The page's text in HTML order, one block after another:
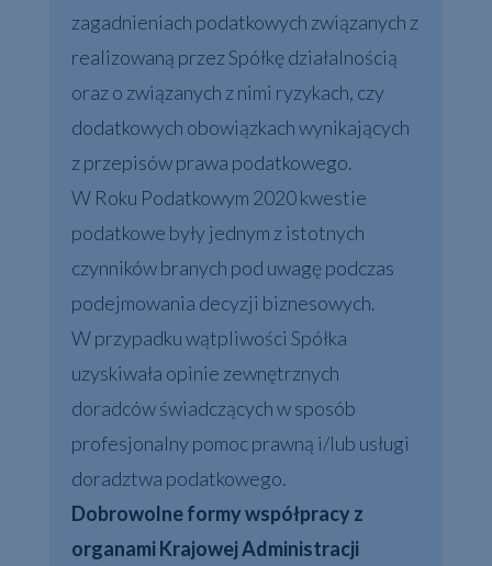
zagadnieniach podatkowych związanych z
realizowaną przez Spółkę działalnością
oraz o związanych z nimi ryzykach, czy
dodatkowych obowiązkach wynikających
z przepisów prawa podatkowego.
W Roku Podatkowym 2020 kwestie
podatkowe były jednym z istotnych
czynników branych pod uwagę podczas
podejmowania decyzji biznesowych.
W przypadku wątpliwości Spółka
uzyskiwała opinie zewnętrznych
doradców świadczących w sposób
profesjonalny pomoc prawną i/lub usługi
doradztwa podatkowego.
Dobrowolne formy współpracy z
organami Krajowej Administracji